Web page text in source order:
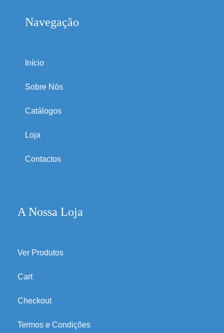
Navegação
Início
Sobre Nós
Catálogos
Loja
Contactos
A Nossa Loja
Ver Produtos
Cart
Checkout
Termos e Condições